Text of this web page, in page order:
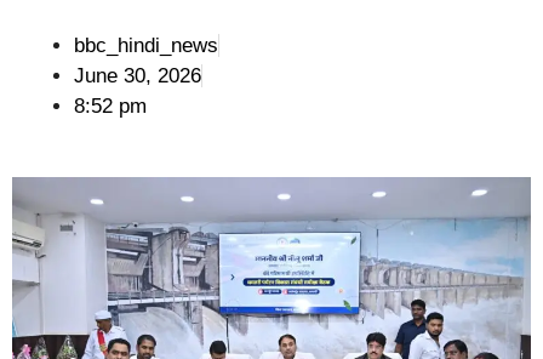
bbc_hindi_news
June 30, 2026
8:52 pm